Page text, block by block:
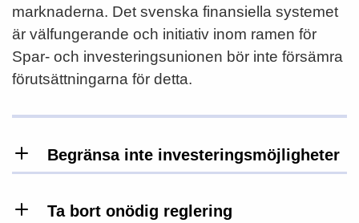
marknaderna. Det svenska finansiella systemet
är välfungerande och initiativ inom ramen för
Spar- och investeringsunionen bör inte försämra
förutsättningarna för detta.
Begränsa inte investeringsmöjligheter
Svensk Försäkring arbetar för att initiativ inom
Ta bort onödig reglering